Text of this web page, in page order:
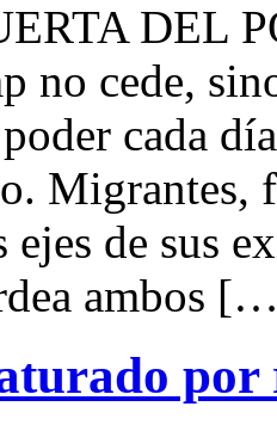
DEL
no cede,
cada
Migrantes,
ejes de sus
ambos
por